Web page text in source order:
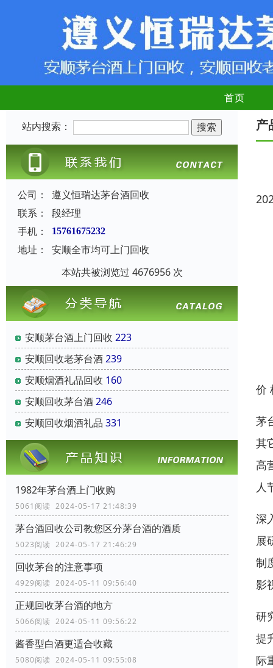
首页
站内搜索：
公司：
遵义恒瑞达茅台酒回收
联系：
段经理
手机：
15761675232
地址：
安顺全市均可上门回收
本站共被浏览过 4676956 次
安顺茅台酒上门回收 223
安顺回收老茅台酒239
安顺烟酒礼品回收 160
安顺回收茅台酒246
安顺回收烟酒礼品 331
1982年茅台酒上门收购
5061阅读 2024-05-17 21:48:39
茅台酒回收公司教您区分茅台酒的酒质
5023阅读 2024-05-17 21:46:29
回收茅台的注意事项
4929阅读 2024-05-11 09:56:40
正规回收茅台酒的地方
5066阅读 2024-05-11 09:56:22
酱香型白酒更适合收藏
5080阅读 2024-05-11 09:55:08
产
价
茅
其
高
人
深
展
制
影
研
提
际